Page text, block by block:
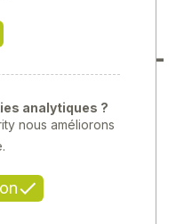
€ HT
TTC
analytiques ?
nous améliorons